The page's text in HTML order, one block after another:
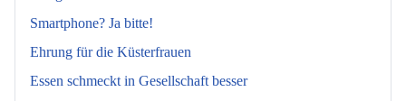
Smartphone? Ja bitte!
Ehrung für die Küsterfrauen
Essen schmeckt in Gesellschaft besser